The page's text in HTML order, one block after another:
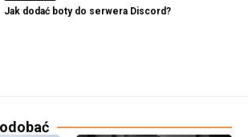
Jak dodać boty do serwera Discord?